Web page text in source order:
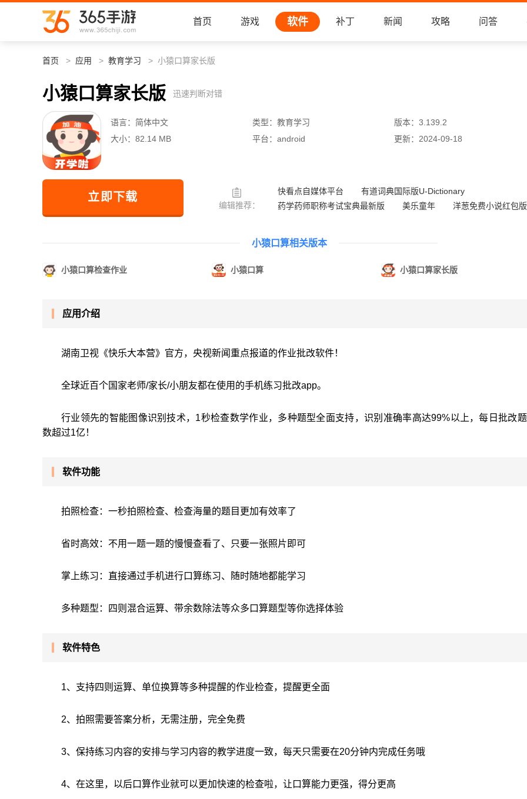
首页 游戏 软件 补丁 新闻 攻略 问答
首页 应用 教育学习 小猿口算家长版
小猿口算家长版 迅速判断对错
语言： 简体中文 类型： 教育学习 版本： 3.139.2
大小： 82.14 MB 平台： android 更新： 2024-09-18
立即下载
编辑推荐：
快看点自媒体平台
有道词典国际版U-Dictionary
药学药师职称考试宝典最新版
美乐童年
洋葱免费小说红包版
小猿口算相关版本
小猿口算检查作业 小猿口算 小猿口算家长版
应用介绍
湖南卫视《快乐大本营》官方，央视新闻重点报道的作业批改软件！
全球近百个国家老师/家长/小朋友都在使用的手机练习批改app。
行业领先的智能图像识别技术，1秒检查数学作业，多种题型全面支持，识别准确率高达99%以上，每日批改
数超过1亿！
软件功能
拍照检查：一秒拍照检查、检查海量的题目更加有效率了
省时高效：不用一题一题的慢慢查看了、只要一张照片即可
掌上练习：直接通过手机进行口算练习、随时随地都能学习
多种题型：四则混合运算、带余数除法等众多口算题型等你选择体验
软件特色
1、支持四则运算、单位换算等多种提醒的作业检查，提醒更全面
2、拍照需要答案分析，无需注册，完全免费
3、保持练习内容的安排与学习内容的教学进度一致，每天只需要在20分钟内完成任务哦
4、在这里，以后口算作业就可以更加快速的检查啦，让口算能力更强，得分更高